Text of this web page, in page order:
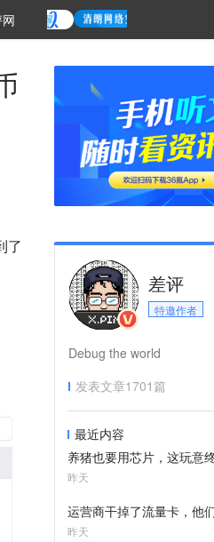
了
差评
特邀作者
Debug the world
发表文章1701篇
最近内容
养猪也要用芯片，这玩意
昨天
运营商干掉了流量卡，他
昨天